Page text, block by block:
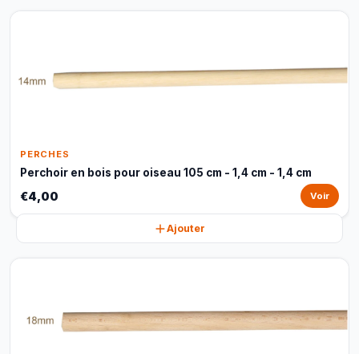
PERCHES
Perchoir en bois pour oiseau 105 cm - 1,4 cm - 1,4 cm
€4,00 Voir
Ajouter